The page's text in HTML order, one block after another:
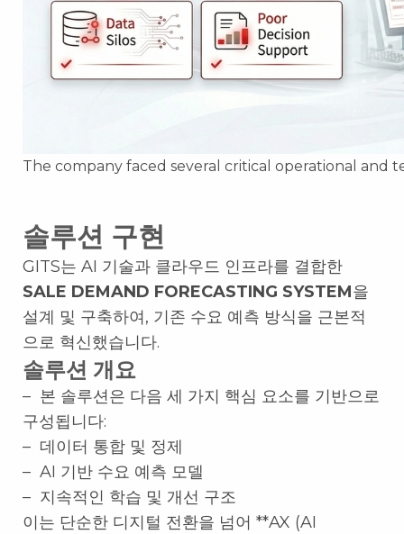
The company faced several critical operational and
솔루션 구현
GITS는 AI 기술과 클라우드 인프라를 결합한
SALE DEMAND FORECASTING SYSTEM을
설계 및 구축하여, 기존 수요 예측 방식을 근본적
으로 혁신했습니다.
솔루션 개요
– 본 솔루션은 다음 세 가지 핵심 요소를 기반으로
구성됩니다:
– 데이터 통합 및 정제
– AI 기반 수요 예측 모델
– 지속적인 학습 및 개선 구조
이는 단순한 디지털 전환을 넘어 **AX (AI